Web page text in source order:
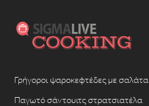
Γρήγοροι ψαροκεφτέδες με σαλάτα
Παγωτό σάντουιτς στρατσιατέλα